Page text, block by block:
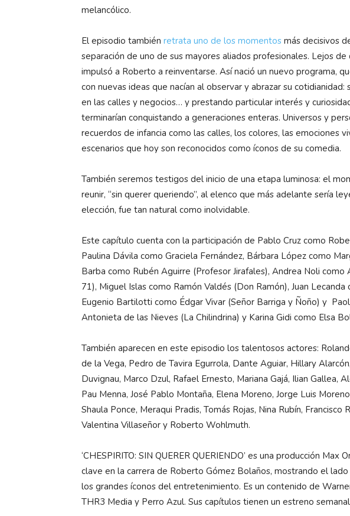
melancólico.
El episodio también retrata uno de los momentos más decisivos
separación de uno de sus mayores aliados profesionales. Lejos
impulsó a Roberto a reinventarse. Así nació un nuevo programa,
con nuevas ideas que nacían al observar y abrazar su cotidianidad:
en las calles y negocios… y prestando particular interés y
terminarían conquistando a generaciones enteras. Universos y
recuerdos de infancia como las calles, los colores, las emociones
escenarios que hoy son reconocidos como íconos de su comedia.
También seremos testigos del inicio de una etapa luminosa: el
reunir, “sin querer queriendo”, al elenco que más adelante sería
elección, fue tan natural como inolvidable.
Este capítulo cuenta con la participación de Pablo Cruz como
Paulina Dávila como Graciela Fernández, Bárbara López como
Barba como Rubén Aguirre (Profesor Jirafales), Andrea Noli
71), Miguel Islas como Ramón Valdés (Don Ramón), Juan Lecanda
Eugenio Bartilotti como Édgar Vivar (Señor Barriga y Ñoño) y
Antonieta de las Nieves (La Chilindrina) y Karina Gidi como Elsa
También aparecen en este episodio los talentosos actores:
de la Vega, Pedro de Tavira Egurrola, Dante Aguiar, Hillary
Duvignau, Marco Dzul, Rafael Ernesto, Mariana Gajá, Ilian Gallea,
Pau Menna, José Pablo Montaña, Elena Moreno, Jorge Luis
Shaula Ponce, Meraqui Pradis, Tomás Rojas, Nina Rubín, Francisco
Valentina Villaseñor y Roberto Wohlmuth.
‘CHESPIRITO: SIN QUERER QUERIENDO’ es una producción
clave en la carrera de Roberto Gómez Bolaños, mostrando el
los grandes íconos del entretenimiento. Es un contenido de
THR3 Media y Perro Azul. Sus capítulos tienen un estreno